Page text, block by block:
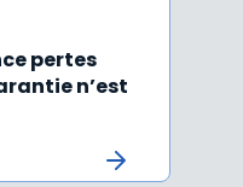
pertes
n’est